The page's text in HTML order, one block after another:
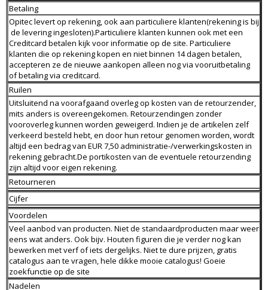
Betaling
Opitec levert op rekening, ook aan particuliere klanten(rekening is bij
de levering ingesloten).Particuliere klanten kunnen ook met een
Creditcard betalen kijk voor informatie op de site. Particuliere
klanten die op rekening kopen en niet binnen 14 dagen betalen,
accepteren ze de nieuwe aankopen alleen nog via vooruitbetaling
of betaling via creditcard.
Ruilen
Uitsluitend na voorafgaand overleg op kosten van de retourzender,
mits anders is overeengekomen. Retourzendingen zonder
vooroverleg kunnen worden geweigerd. Indien je de artikelen zelf
verkeerd besteld hebt, en door hun retour genomen worden, wordt
altijd een bedrag van EUR 7,50 administratie-/verwerkingskosten in
rekening gebracht.De portikosten van de eventuele retourzending
zijn altijd voor eigen rekening.
Retourneren
Cijfer
Voordelen
Veel aanbod van producten. Niet de standaardproducten maar weer
eens wat anders. Ook bijv. Houten figuren die je verder nog kan
bewerken met verf of iets dergelijks. Niet te dure prijzen, gratis
catalogus aan te vragen, hele dikke mooie catalogus! Goeie
zoekfunctie op de site
Nadelen